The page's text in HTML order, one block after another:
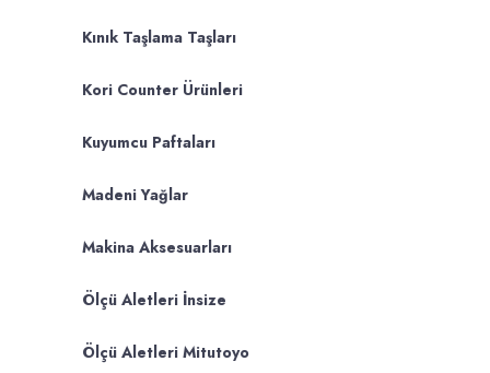
Kınık Taşlama Taşları
Kori Counter Ürünleri
Kuyumcu Paftaları
Madeni Yağlar
Makina Aksesuarları
Ölçü Aletleri İnsize
Ölçü Aletleri Mitutoyo